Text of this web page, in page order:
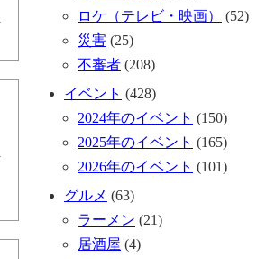
ロケ（テレビ・映画）
(52)
災害 (25)
不審者 (208)
イベント (428)
2024年のイベント (150)
2025年のイベント (165)
2026年のイベント (101)
グルメ (63)
ラーメン (21)
居酒屋 (4)